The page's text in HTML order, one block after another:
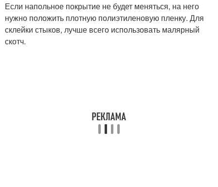
Если напольное покрытие не будет меняться, на него
нужно положить плотную полиэтиленовую пленку. Для
склейки стыков, лучше всего использовать малярный
скотч.